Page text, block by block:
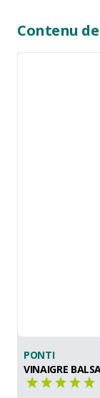
Contenu
PONTI
VINAIGRE